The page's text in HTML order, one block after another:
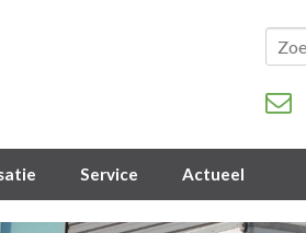
Service Actueel